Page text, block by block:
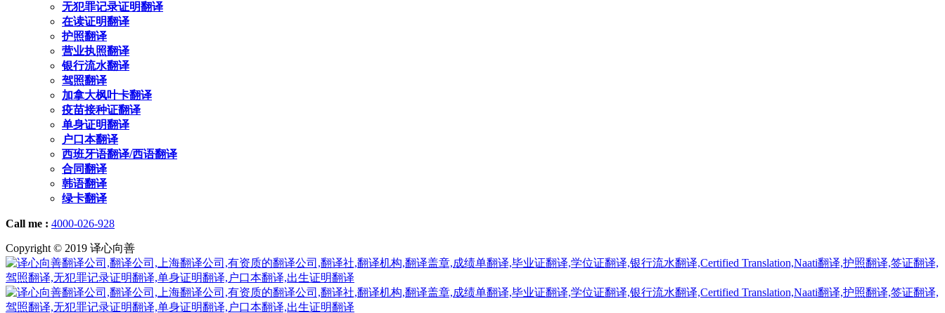
无犯罪记录证明翻译
在读证明翻译
护照翻译
营业执照翻译
银行流水翻译
驾照翻译
加拿大枫叶卡翻译
疫苗接种证翻译
单身证明翻译
户口本翻译
西班牙语翻译/西语翻译
合同翻译
韩语翻译
绿卡翻译
Call me : 4000-026-928
Copyright © 2019 译心向善